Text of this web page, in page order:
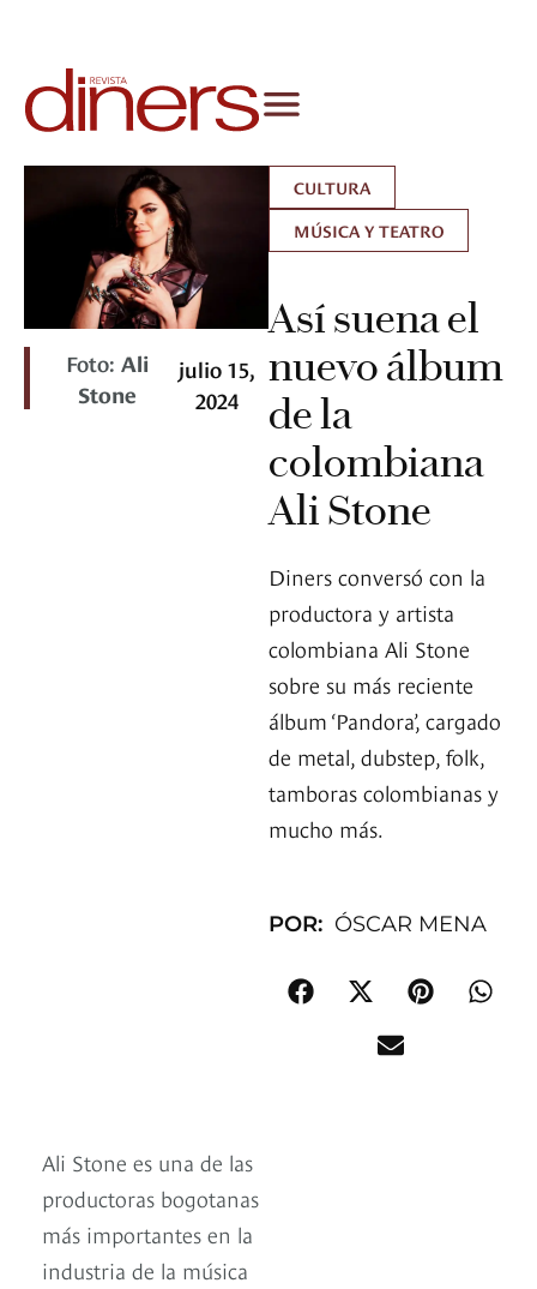
Foto: Ali
Stone
julio 15,
2024
CULTURA
MÚSICA Y TEATRO
Así suena el
nuevo álbum
de la
colombiana
Ali Stone
Diners conversó con la
productora y artista
colombiana Ali Stone
sobre su más reciente
álbum ‘Pandora’, cargado
de metal, dubstep, folk,
tamboras colombianas y
mucho más.
POR: ÓSCAR MENA
Ali Stone es una de las
productoras bogotanas
más importantes en la
industria de la música